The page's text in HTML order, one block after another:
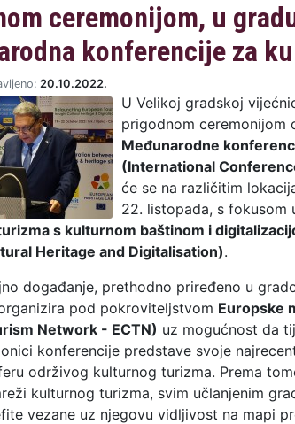
ceremonijom, u
konferencije za
20.10.2022.
U Velikoj gradskoj
prigodnom ceremonijom
Međunarodne
(International
će se na različitim
22. listopada, s fokusom
s kulturnom baštinom i
Heritage and Digitalisation).
događanje, prethodno priređeno u
pod pokroviteljstvom Europske
Network - ECTN) uz mogućnost da
konferencije predstave svoje
održivog kulturnog turizma. Prema
kulturnog turizma, svim učlanjenim
vezane uz njegovu vidljivost na mapi